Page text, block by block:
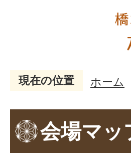
現在の位置 ホーム
会場マッ